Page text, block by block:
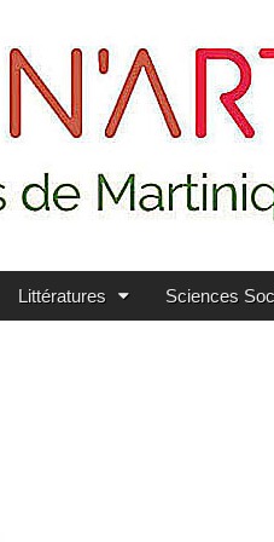
Littératures Sciences